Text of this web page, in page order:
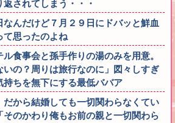
されてしまう・・・
んだけど７月２９日にドバッと鮮血
て思ったのよね
食事会と孫手作りの湯のみを用意。
いの？周りは旅行なのに」図々しすぎ
ちを無下にする最低ババア
から結婚しても一切関わらなくてい
そのかわり俺もお前の親と一切関わら